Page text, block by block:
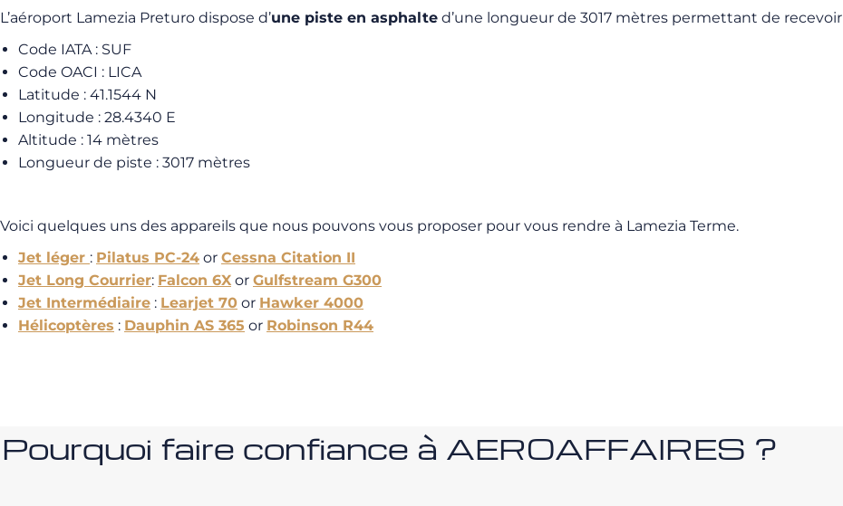
L’aéroport Lamezia Preturo dispose d’une piste en asphalte d’une longueur de 3017 mètres permettant de recevoir
Code IATA : SUF
Code OACI : LICA
Latitude : 41.1544 N
Longitude : 28.4340 E
Altitude : 14 mètres
Longueur de piste : 3017 mètres
Voici quelques uns des appareils que nous pouvons vous proposer pour vous rendre à Lamezia Terme.
Jet léger : Pilatus PC-24 or Cessna Citation II
Jet Long Courrier: Falcon 6X or Gulfstream G300
Jet Intermédiaire : Learjet 70 or Hawker 4000
Hélicoptères : Dauphin AS 365 or Robinson R44
Pourquoi faire confiance à AEROAFFAIRES ?